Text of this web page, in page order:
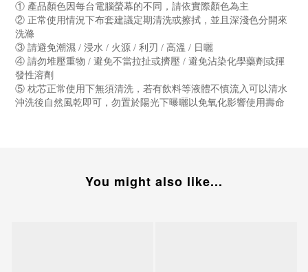
① 產品顏色因每台電腦螢幕的不同，請依實際顏色為主
② 正常使用情況下布套建議定期清洗或擦拭，並且深淺色分開來
洗滌
③ 請避免潮濕 / 浸水 / 火源 / 利刃 / 高溫 / 日曬
④ 請勿堆壓重物 / 避免不當拉扯或擠壓 / 避免沾染化學藥劑或揮
發性溶劑
⑤ 枕芯正常使用下無須清洗，若有飲料等液體不慎流入可以清水
沖洗後自然風乾即可，勿置於陽光下曝曬以免氧化影響使用壽命
You might also like...